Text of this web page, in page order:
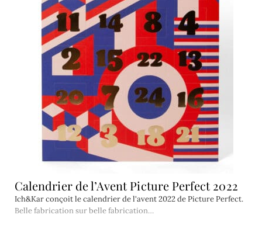
Calendrier de l’Avent Picture Perfect 2022
Ich&Kar conçoit le calendrier de l'avent 2022 de Picture Perfect.
Belle fabrication sur belle fabrication…